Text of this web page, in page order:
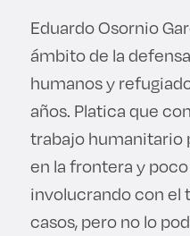
Eduardo Osornio
ámbito de la
humanos y
años. Platica que
trabajo humanitario
en la frontera y
involucrando con el
casos, pero no lo